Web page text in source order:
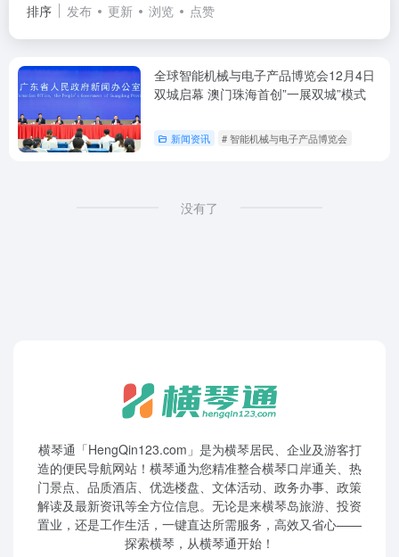
排序 发布 更新 浏览 点赞
全球智能机械与电子产品博览会12月4日
双城启幕 澳门珠海首创”一展双城”模式
新闻资讯 # 智能机械与电子产品博览会
没有了
横琴通「HengQin123.com」是为横琴居民、企业及游客打
造的便民导航网站！横琴通为您精准整合横琴口岸通关、热
门景点、品质酒店、优选楼盘、文体活动、政务办事、政策
解读及最新资讯等全方位信息。无论是来横琴岛旅游、投资
置业，还是工作生活，一键直达所需服务，高效又省心——
探索横琴，从横琴通开始！